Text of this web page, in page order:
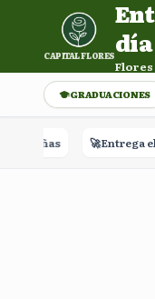
Entrega Exprés el
CAPITAL FLORESdía
Flores
GRADUACIONES
Entrega el